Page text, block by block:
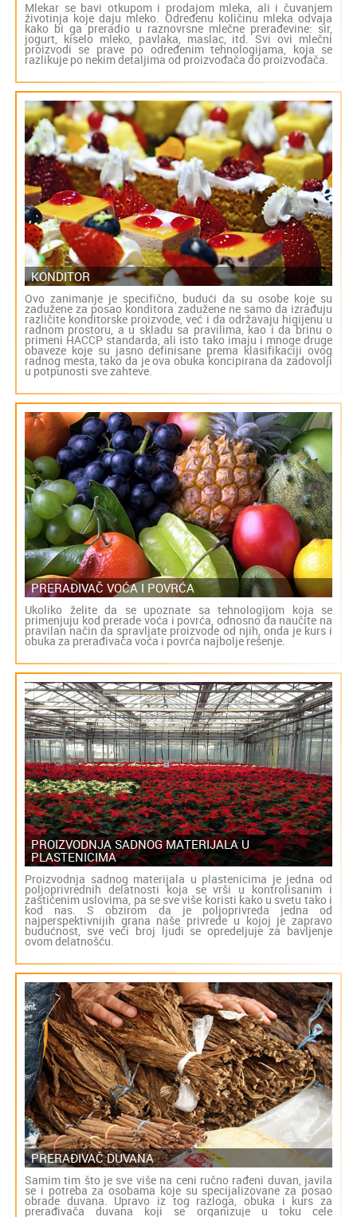
Mlekar se bavi otkupom i prodajom mleka, ali i čuvanjem
životinja koje daju mleko. Određenu količinu mleka odvaja
kako bi ga preradio u raznovrsne mlečne prerađevine: sir,
jogurt, kiselo mleko, pavlaka, maslac, itd. Svi ovi mlečni
proizvodi se prave po određenim tehnologijama, koja se
razlikuje po nekim detaljima od proizvođača do proizvođača.
KONDITOR
Ovo zanimanje je specifično, budući da su osobe koje su
zadužene za posao konditora zadužene ne samo da izrađuju
različite konditorske proizvode, već i da održavaju higijenu u
radnom prostoru, a u skladu sa pravilima, kao i da brinu o
primeni HACCP standarda, ali isto tako imaju i mnoge druge
obaveze koje su jasno definisane prema klasifikaciji ovog
radnog mesta, tako da je ova obuka koncipirana da zadovolji
u potpunosti sve zahteve.
PRERAĐIVAČ VOĆA I POVRĆA
Ukoliko želite da se upoznate sa tehnologijom koja se
primenjuju kod prerade voća i povrća, odnosno da naučite na
pravilan način da spravljate proizvode od njih, onda je kurs i
obuka za prerađivača voća i povrća najbolje rešenje.
PROIZVODNJA SADNOG MATERIJALA U
PLASTENICIMA
Proizvodnja sadnog materijala u plastenicima je jedna od
poljoprivrednih delatnosti koja se vrši u kontrolisanim i
zaštićenim uslovima, pa se sve više koristi kako u svetu tako i
kod nas. S obzirom da je poljoprivreda jedna od
najperspektivnijih grana naše privrede u kojoj je zapravo
budućnost, sve veći broj ljudi se opredeljuje za bavljenje
ovom delatnošću.
PRERAĐIVAČ DUVANA
Samim tim što je sve više na ceni ručno rađeni duvan, javila
se i potreba za osobama koje su specijalizovane za posao
obrade duvana. Upravo iz tog razloga, obuka i kurs za
prerađivača duvana koji se organizuje u toku cele